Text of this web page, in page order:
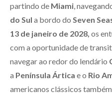
partindo de Miami ,
do Sul a bordo do Seven
13 de janeiro de 2028, os
com a oportunidade de
navegar ao redor do lendário
a Península Ártica e o Rio
americanos clássicos